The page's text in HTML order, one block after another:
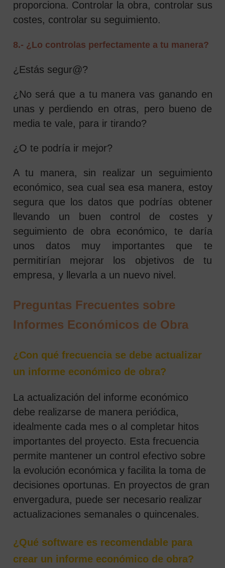
proporciona. Controlar la obra, controlar sus
costes, controlar su seguimiento.
8.- ¿Lo controlas perfectamente a tu manera?
¿Estás segur@?
¿No será que a tu manera vas ganando en
unas y perdiendo en otras, pero bueno de
media te vale, para ir tirando?
¿O te podría ir mejor?
A tu manera, sin realizar un seguimiento
económico, sea cual sea esa manera, estoy
segura que los datos que podrías obtener
llevando un buen control de costes y
seguimiento de obra económico, te daría
unos datos muy importantes que te
permitirían mejorar los objetivos de tu
empresa, y llevarla a un nuevo nivel.
Preguntas Frecuentes sobre
Informes Económicos de Obra
¿Con qué frecuencia se debe actualizar
un informe económico de obra?
La actualización del informe económico
debe realizarse de manera periódica,
idealmente cada mes o al completar hitos
importantes del proyecto. Esta frecuencia
permite mantener un control efectivo sobre
la evolución económica y facilita la toma de
decisiones oportunas. En proyectos de gran
envergadura, puede ser necesario realizar
actualizaciones semanales o quincenales.
¿Qué software es recomendable para
crear un informe económico de obra?